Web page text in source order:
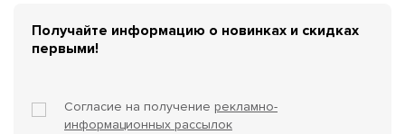
Получайте информацию о новинках и скидках
первыми!
Согласие на получение рекламно-
информационных рассылок